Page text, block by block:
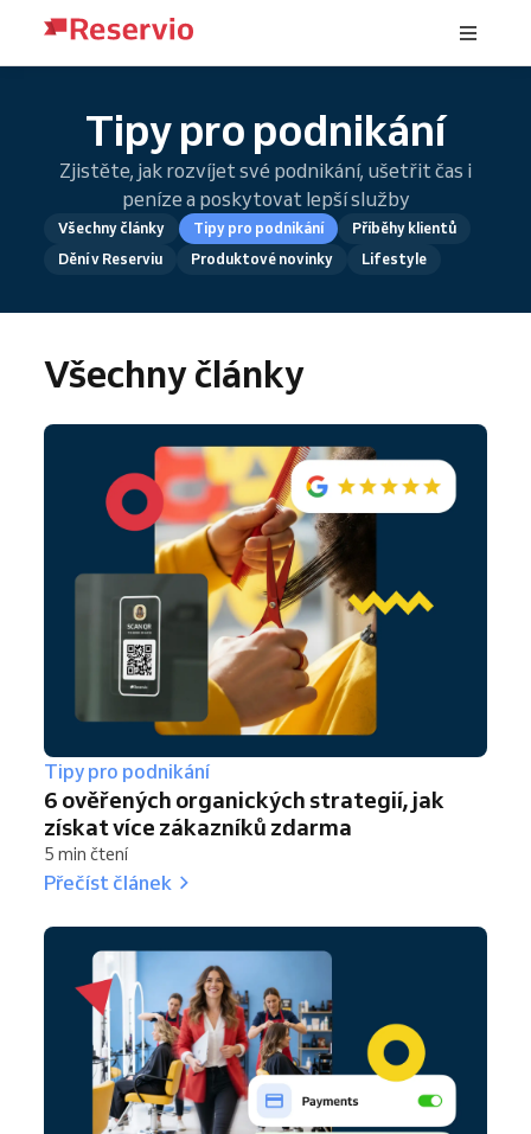
Tipy pro podnikání
Zjistěte, jak rozvíjet své podnikání, ušetřit čas i
peníze a poskytovat lepší služby
Všechny články Tipy pro podnikání
Příběhy klientů
Dění v Reserviu
Produktové novinky Lifestyle
Všechny články
Tipy pro podnikání
6 ověřených organických strategií, jak
získat více zákazníků zdarma
5 min čtení
Přečíst článek